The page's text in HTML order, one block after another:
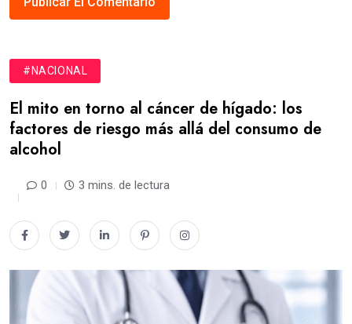
#NACIONAL
El mito en torno al cáncer de hígado: los
factores de riesgo más allá del consumo de
alcohol
0 3 mins. de lectura